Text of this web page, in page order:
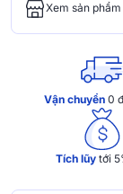
Xem sản
Vận chuyển 0
Tích lũy tới